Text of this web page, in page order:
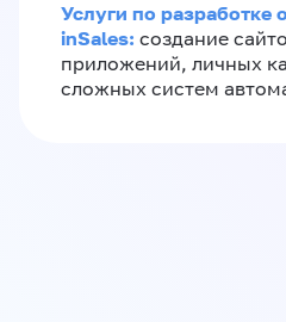
Услуги по разработке
inSales: создание
приложений, личных
сложных систем